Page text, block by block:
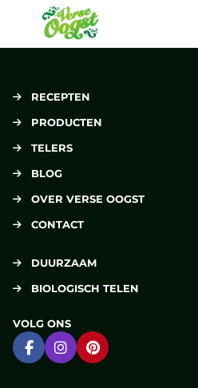
Verse Oogst
RECEPTEN
PRODUCTEN
TELERS
BLOG
OVER VERSE OOGST
CONTACT
DUURZAAM
BIOLOGISCH TELEN
VOLG ONS
Ga naar Facebook
Ga naar Instagram
Ga naar Pinterest